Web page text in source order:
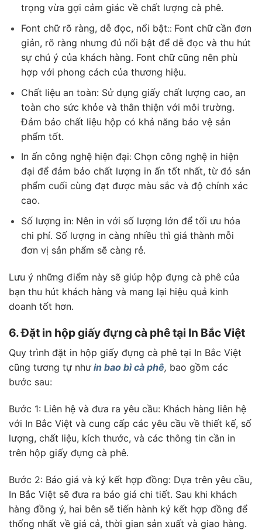
trọng vừa gợi cảm giác về chất lượng cà phê.
Font chữ rõ ràng, dễ đọc, nổi bật:: Font chữ cần đơn
giản, rõ ràng nhưng đủ nổi bật để dễ đọc và thu hút
sự chú ý của khách hàng. Font chữ cũng nên phù
hợp với phong cách của thương hiệu.
Chất liệu an toàn: Sử dụng giấy chất lượng cao, an
toàn cho sức khỏe và thân thiện với môi trường.
Đảm bảo chất liệu hộp có khả năng bảo vệ sản
phẩm tốt.
In ấn công nghệ hiện đại: Chọn công nghệ in hiện
đại để đảm bảo chất lượng in ấn tốt nhất, từ đó sản
phẩm cuối cùng đạt được màu sắc và độ chính xác
cao.
Số lượng in: Nên in với số lượng lớn để tối ưu hóa
chi phí. Số lượng in càng nhiều thì giá thành mỗi
đơn vị sản phẩm sẽ càng rẻ.
Lưu ý những điểm này sẽ giúp hộp đựng cà phê của
bạn thu hút khách hàng và mang lại hiệu quả kinh
doanh tốt hơn.
6. Đặt in hộp giấy đựng cà phê tại In Bắc Việt
Quy trình đặt in hộp giấy đựng cà phê tại In Bắc Việt
cũng tương tự nhưin bao bì cà phê, bao gồm các
bước sau:
Bước 1: Liên hệ và đưa ra yêu cầu: Khách hàng liên hệ
với In Bắc Việt và cung cấp các yêu cầu về thiết kế, số
lượng, chất liệu, kích thước, và các thông tin cần in
trên hộp giấy đựng cà phê.
Bước 2: Báo giá và ký kết hợp đồng: Dựa trên yêu cầu,
In Bắc Việt sẽ đưa ra báo giá chi tiết. Sau khi khách
hàng đồng ý, hai bên sẽ tiến hành ký kết hợp đồng để
thống nhất về giá cả, thời gian sản xuất và giao hàng.